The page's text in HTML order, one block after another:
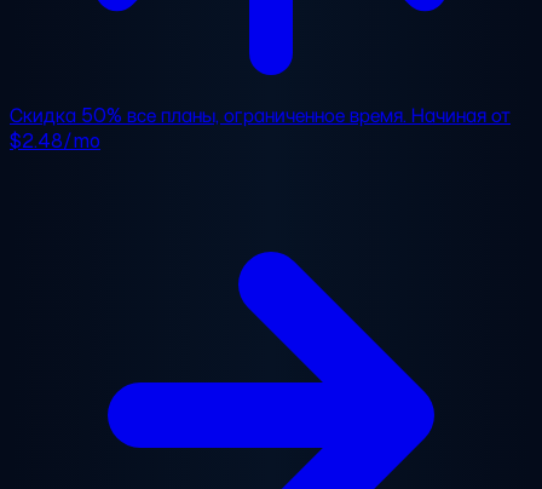
Скидка 50% все планы, ограниченное время. Начиная от
$2.48/mo